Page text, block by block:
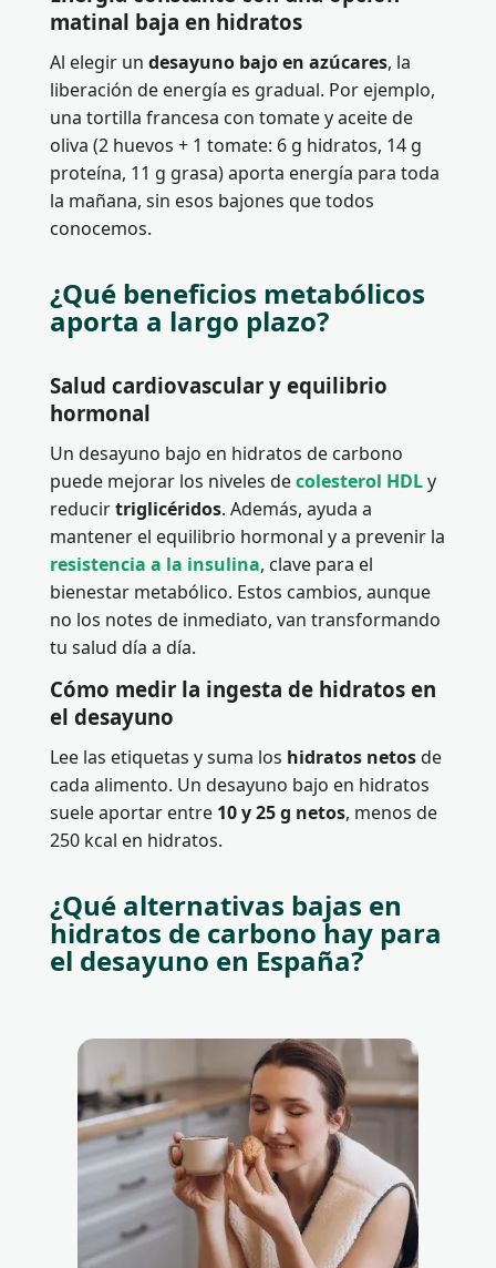
matinal baja en hidratos
Al elegir un desayuno bajo en azúcares, la
liberación de energía es gradual. Por ejemplo,
una tortilla francesa con tomate y aceite de
oliva (2 huevos + 1 tomate: 6 g hidratos, 14 g
proteína, 11 g grasa) aporta energía para toda
la mañana, sin esos bajones que todos
conocemos.
¿Qué beneficios metabólicos
aporta a largo plazo?
Salud cardiovascular y equilibrio
hormonal
Un desayuno bajo en hidratos de carbono
puede mejorar los niveles decolesterol HDLy
reducirtriglicéridos. Además, ayuda a
mantener el equilibrio hormonal y a prevenir la
resistencia a la insulina, clave para el
bienestar metabólico. Estos cambios, aunque
no los notes de inmediato, van transformando
tu salud día a día.
Cómo medir la ingesta de hidratos en
el desayuno
Lee las etiquetas y suma los hidratos netosde
cada alimento. Un desayuno bajo en hidratos
suele aportar entre 10 y 25 g netos, menos de
250 kcal en hidratos.
¿Qué alternativas bajas en
hidratos de carbono hay para
el desayuno en España?